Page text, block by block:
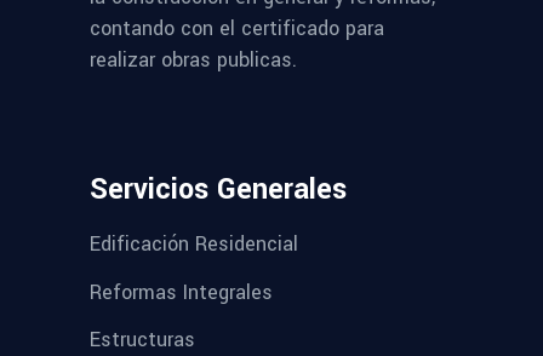
contando con el certificado para
realizar obras publicas.
Servicios Generales
Edificación Residencial
Reformas Integrales
Estructuras